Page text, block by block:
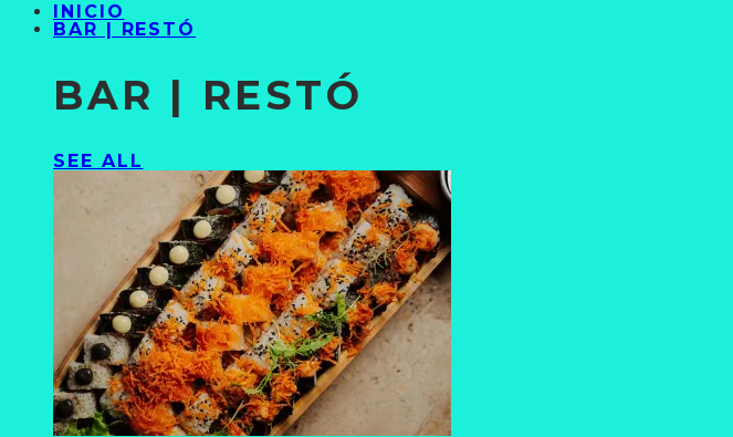
INICIO
BAR | RESTÓ
BAR | RESTÓ
SEE ALL